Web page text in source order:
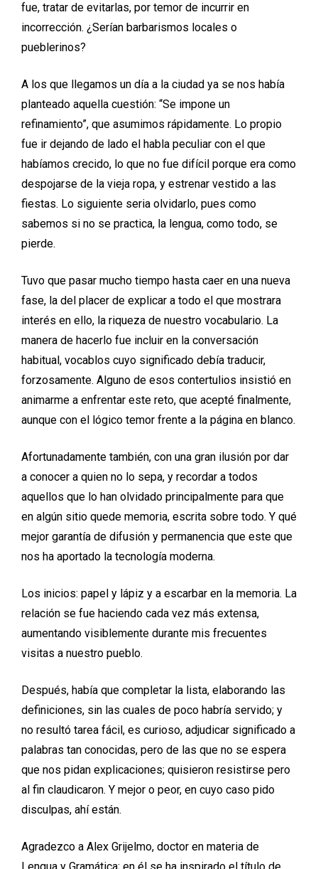
fue, tratar de evitarlas, por temor de incurrir en
incorrección. ¿Serían barbarismos locales o
pueblerinos?
A los que llegamos un día a la ciudad ya se nos había
planteado aquella cuestión: “Se impone un
refinamiento”, que asumimos rápidamente. Lo propio
fue ir dejando de lado el habla peculiar con el que
habíamos crecido, lo que no fue difícil porque era como
despojarse de la vieja ropa, y estrenar vestido a las
fiestas. Lo siguiente seria olvidarlo, pues como
sabemos si no se practica, la lengua, como todo, se
pierde.
Tuvo que pasar mucho tiempo hasta caer en una nueva
fase, la del placer de explicar a todo el que mostrara
interés en ello, la riqueza de nuestro vocabulario. La
manera de hacerlo fue incluir en la conversación
habitual, vocablos cuyo significado debía traducir,
forzosamente. Alguno de esos contertulios insistió en
animarme a enfrentar este reto, que acepté finalmente,
aunque con el lógico temor frente a la página en blanco.
Afortunadamente también, con una gran ilusión por dar
a conocer a quien no lo sepa, y recordar a todos
aquellos que lo han olvidado principalmente para que
en algún sitio quede memoria, escrita sobre todo. Y qué
mejor garantía de difusión y permanencia que este que
nos ha aportado la tecnología moderna.
Los inicios: papel y lápiz y a escarbar en la memoria. La
relación se fue haciendo cada vez más extensa,
aumentando visiblemente durante mis frecuentes
visitas a nuestro pueblo.
Después, había que completar la lista, elaborando las
definiciones, sin las cuales de poco habría servido; y
no resultó tarea fácil, es curioso, adjudicar significado a
palabras tan conocidas, pero de las que no se espera
que nos pidan explicaciones; quisieron resistirse pero
al fin claudicaron. Y mejor o peor, en cuyo caso pido
disculpas, ahí están.
Agradezco a Alex Grijelmo, doctor en materia de